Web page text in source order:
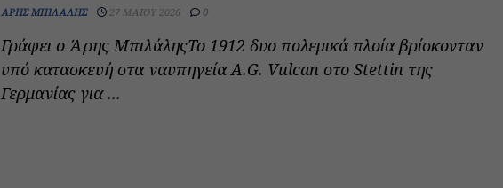
ΆΡΗΣ ΜΠΙΛΆΛΗΣ 27 ΜΑΪ́ΟΥ 2026 0
Γράφει ο Άρης ΜπιλάληςTo 1912 δυο πολεμικά πλοία βρίσκονταν
υπό κατασκευή στα ναυπηγεία A.G. Vulcan στο Stettin της
Γερμανίας για ...